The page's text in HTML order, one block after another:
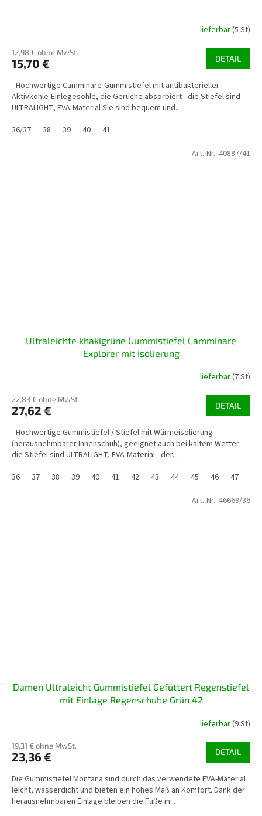
lieferbar(5 St)
12,98 € ohne MwSt.
15,70 € DETAIL
- Hochwertige Camminare-Gummistiefel mit antibakterieller
Aktivkohle-Einlegesohle, die Gerüche absorbiert - die Stiefel sind
ULTRALIGHT, EVA-Material Sie sind bequem und...
36/37
38 39 40 41
Ultraleichte khakigrüne Gummistiefel Camminare
Explorer mit Isolierung
lieferbar(7 St)
22,83 € ohne MwSt.
27,62 € DETAIL
- Hochwertige Gummistiefel / Stiefel mit Wärmeisolierung
(herausnehmbarer Innenschuh), geeignet auch bei kaltem Wetter -
die Stiefel sind ULTRALIGHT, EVA-Material - der...
36
37 38 39 40 41 42 43 44 45 46 47
Art.-Nr.: 40887/41
Damen Ultraleicht Gummistiefel Gefüttert Regenstiefel
mit Einlage Regenschuhe Grün 42
lieferbar(9 St)
19,31 € ohne MwSt.
23,36 € DETAIL
Die Gummistiefel Montana sind durch das verwendete EVA-Material
leicht, wasserdicht und bieten ein hohes Maß an Komfort. Dank der
herausnehmbaren Einlage bleiben die Füße in...
Art.-Nr.: 46669/36